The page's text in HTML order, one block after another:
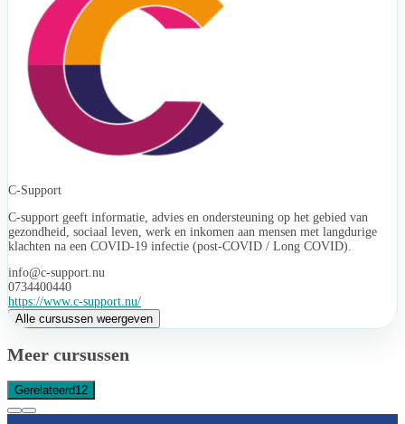
C-Support
C-support geeft informatie, advies en ondersteuning op het gebied van
gezondheid, sociaal leven, werk en inkomen aan mensen met langdurige
klachten na een COVID-19 infectie (post-COVID / Long COVID).
info@c-support.nu
0734400440
https://www.c-support.nu/
Alle cursussen weergeven
Meer cursussen
Gerelateerd12